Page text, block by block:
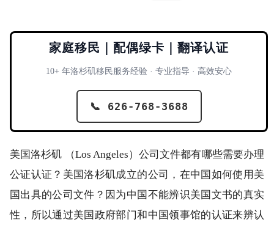
家庭移民｜配偶绿卡｜翻译认证
10+ 年洛杉矶移民服务经验 · 专业指导 · 高效安心
📞 626-768-3688
美国洛杉矶 （Los Angeles）公司文件都有哪些需要办理
公证认证？美国洛杉矶成立的公司，在中国如何使用美
国出具的公司文件？因为中国不能辨识美国文书的真实
性，所以通过美国政府部门和中国领事馆的认证来辨认